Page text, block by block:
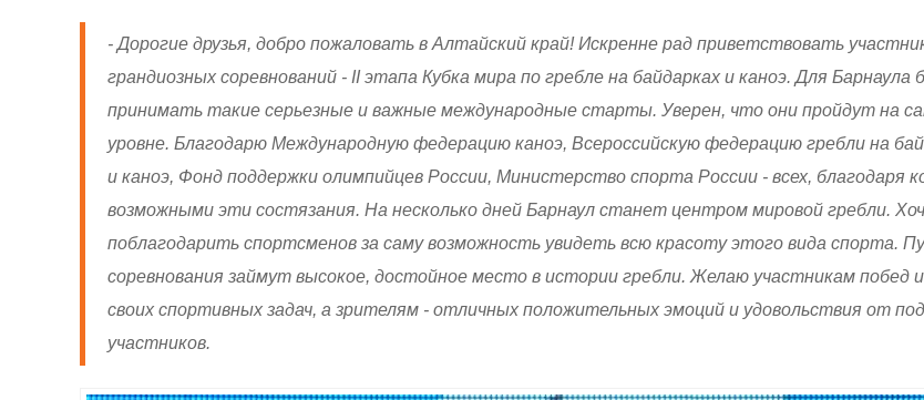
- Дорогие друзья, добро пожаловать в Алтайский край! Искренне рад приветствовать
грандиозных соревнований - II этапа Кубка мира по гребле на байдарках и каноэ. Для Барнаула
принимать такие серьезные и важные международные старты. Уверен, что они пройдут на
уровне. Благодарю Международную федерацию каноэ, Всероссийскую федерацию гребли на
и каноэ, Фонд поддержки олимпийцев России, Министерство спорта России - всех, благодаря
возможными эти состязания. На несколько дней Барнаул станет центром мировой гребли.
поблагодарить спортсменов за саму возможность увидеть всю красоту этого вида спорта.
соревнования займут высокое, достойное место в истории гребли. Желаю участникам побед
своих спортивных задач, а зрителям - отличных положительных эмоций и удовольствия от
участников.